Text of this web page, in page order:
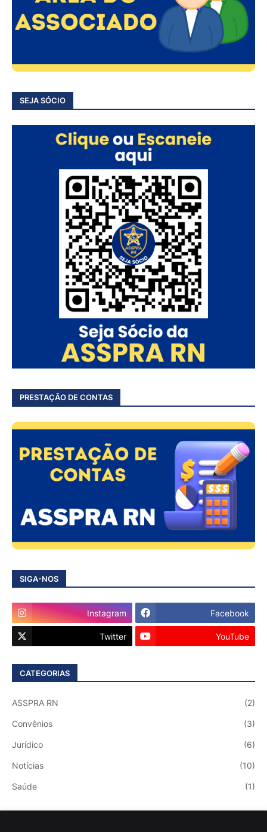
SEJA SÓCIO
PRESTAÇÃO DE CONTAS
SIGA-NOS
Instagram Facebook
Twitter YouTube
CATEGORIAS
ASSPRA RN (2)
Convênios (3)
Jurídico (6)
Notícias (10)
Saúde (1)